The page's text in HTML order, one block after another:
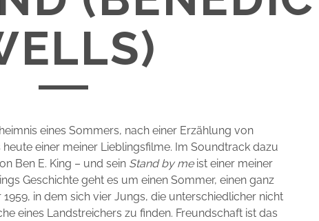
eines Sommers, nach einer Erzählung von
heute einer meiner Lieblingsfilme. Im Soundtrack dazu
Ben E. King – und sein Stand by meist einer meiner
Geschichte geht es um einen Sommer, einen ganz
in dem sich vier Jungs, die unterschiedlicher nicht
eines Landstreichers zu finden. Freundschaft ist das